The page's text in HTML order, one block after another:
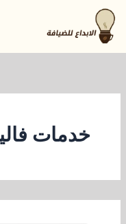
تخطي
إلى
المحتوى
خدمات